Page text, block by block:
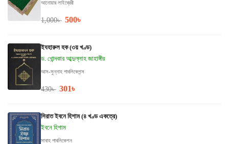
আনোয়ার লাইব্রেরী
1,000৳ 500৳
ইযহারুল হক (৩য় খণ্ড)
ড. খোন্দকার আব্দুল্লাহ জাহাঙ্গীর
আস-সুন্নাহ পাবলিকেশন্স
430৳ 301৳
সিরাত ইবনে হিশাম (৪ খণ্ড একত্রে)
ইবনে হিশাম
সাবাহ পাবলিকেশন